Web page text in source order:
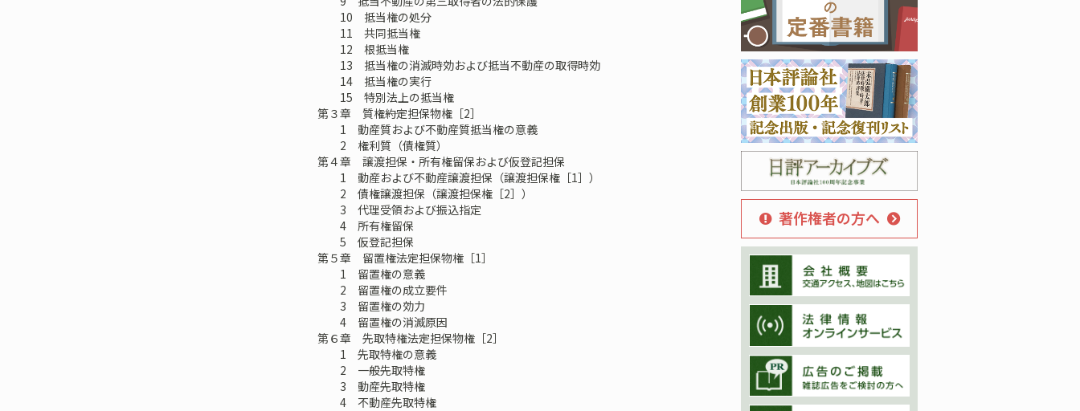
10 抵当権の処分
11 共同抵当権
12 根抵当権
13 抵当権の消滅時効および抵当不動産の取得時効
14 抵当権の実行
15 特別法上の抵当権
第３章 質権――約定担保物権［2］
1 動産質および不動産質抵当権の意義
2 権利質（債権質）
第４章 譲渡担保・所有権留保および仮登記担保
1 動産および不動産譲渡担保（譲渡担保権［1］）
2 債権譲渡担保（譲渡担保権［2］）
3 代理受領および振込指定
4 所有権留保
5 仮登記担保
第５章 留置権――法定担保物権［1］
1 留置権の意義
2 留置権の成立要件
3 留置権の効力
4 留置権の消滅原因
第６章 先取特権――法定担保物権［2］
1 先取特権の意義
2 一般先取特権
3 動産先取特権
4 不動産先取特権
著作権者の方へ